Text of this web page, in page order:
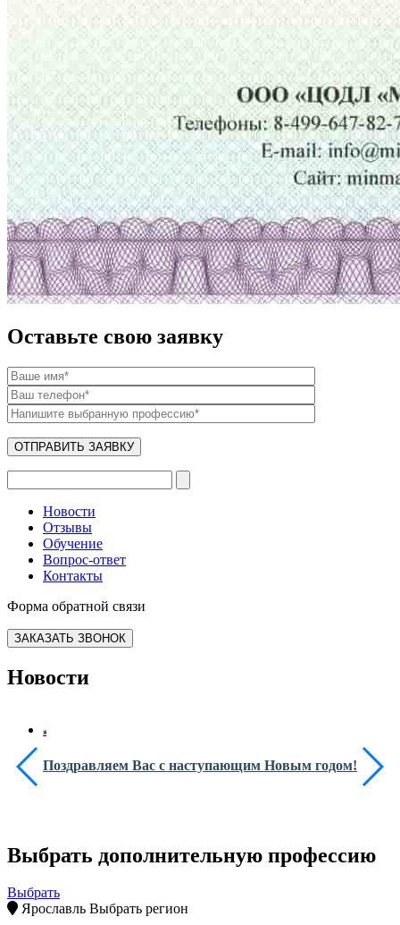
Оставьте свою заявку
Новости
Отзывы
Обучение
Вопрос-ответ
Контакты
Форма обратной связи
ЗАКАЗАТЬ ЗВОНОК
Новости
Поздравляем Вас с наступающим Новым годом!
Выбрать дополнительную профессию
Выбрать
Ярославль Выбрать регион